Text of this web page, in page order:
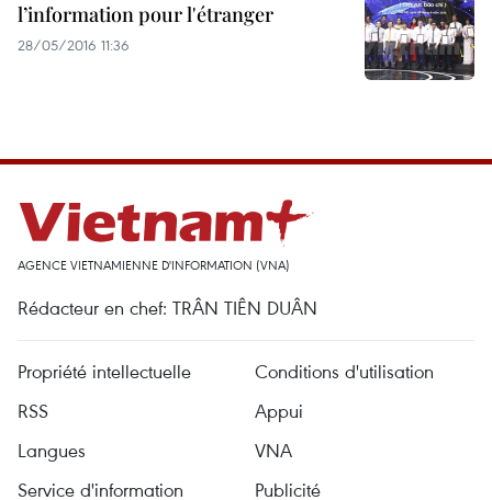
l’information pour l'étranger
28/05/2016 11:36
AGENCE VIETNAMIENNE D'INFORMATION (VNA)
Rédacteur en chef: TRÂN TIÊN DUÂN
Propriété intellectuelle
Conditions d'utilisation
RSS
Appui
Langues
VNA
Service d'information
Publicité